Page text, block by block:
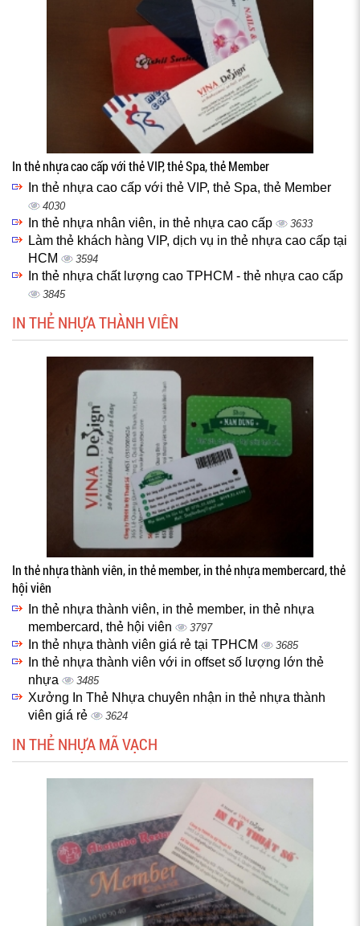
In thẻ nhựa cao cấp với thẻ VIP, thẻ Spa, thẻ Member
In thẻ nhựa cao cấp với thẻ VIP, thẻ Spa, thẻ Member
4030
In thẻ nhựa nhân viên, in thẻ nhựa cao cấp 3633
Làm thẻ khách hàng VIP, dịch vụ in thẻ nhựa cao cấp tại
HCM
3594
In thẻ nhựa chất lượng cao TPHCM - thẻ nhựa cao cấp
3845
IN THẺ NHỰA THÀNH VIÊN
In thẻ nhựa thành viên, in thẻ member, in thẻ nhựa membercard, thẻ
hội viên
In thẻ nhựa thành viên, in thẻ member, in thẻ nhựa
membercard, thẻ hội viên
3797
In thẻ nhựa thành viên giá rẻ tại TPHCM 3685
In thẻ nhựa thành viên với in offset số lượng lớn thẻ
nhựa
3485
Xưởng In Thẻ Nhựa chuyên nhận in thẻ nhựa thành
viên giá rẻ
3624
IN THẺ NHỰA MÃ VẠCH